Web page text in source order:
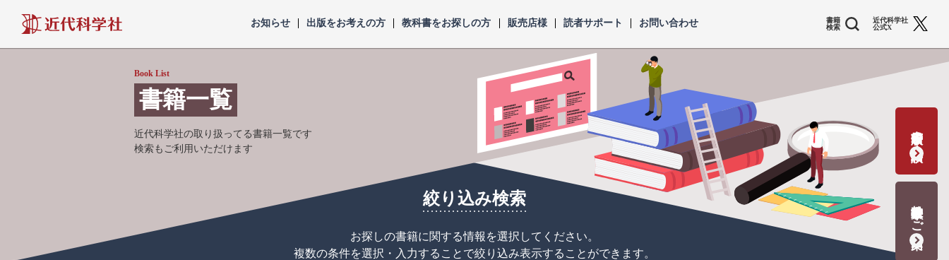
近代科学社
書籍
検索
お知らせ 出版をお考えの方 教科書をお探しの方 販売店様 読者サポート お問い合わせ
近代科学社
公式X
Book List
書籍一覧
近代科学社の取り扱ってる書籍一覧です
検索もご利用いただけます
絞り込み検索
お探しの書籍に関する情報を選択してください。
複数の条件を選択・入力することで絞り込み表示することができます。
書籍出版の応募・相談
教科書献本のご案内